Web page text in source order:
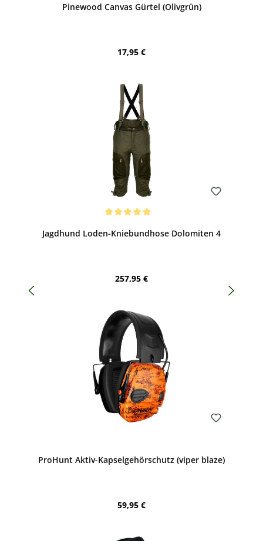
Pinewood Canvas Gürtel (Olivgrün)
Regulärer Preis:
17,95 €
Jagdhund Loden-Kniebundhose Dolomiten 4
Regulärer Preis:
257,95 €
ProHunt Aktiv-Kapselgehörschutz (viper blaze)
Regulärer Preis:
59,95 €